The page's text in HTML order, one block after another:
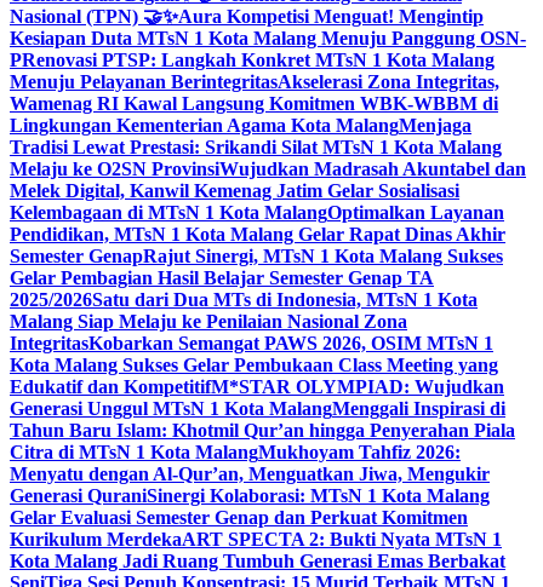
Nasional (TPN) 🤝✨Aura Kompetisi Menguat! Mengintip
Kesiapan Duta MTsN 1 Kota Malang Menuju Panggung OSN-
PRenovasi PTSP: Langkah Konkret MTsN 1 Kota Malang
Menuju Pelayanan BerintegritasAkselerasi Zona Integritas,
Wamenag RI Kawal Langsung Komitmen WBK-WBBM di
Lingkungan Kementerian Agama Kota MalangMenjaga
Tradisi Lewat Prestasi: Srikandi Silat MTsN 1 Kota Malang
Melaju ke O2SN ProvinsiWujudkan Madrasah Akuntabel dan
Melek Digital, Kanwil Kemenag Jatim Gelar Sosialisasi
Kelembagaan di MTsN 1 Kota MalangOptimalkan Layanan
Pendidikan, MTsN 1 Kota Malang Gelar Rapat Dinas Akhir
Semester GenapRajut Sinergi, MTsN 1 Kota Malang Sukses
Gelar Pembagian Hasil Belajar Semester Genap TA
2025/2026Satu dari Dua MTs di Indonesia, MTsN 1 Kota
Malang Siap Melaju ke Penilaian Nasional Zona
IntegritasKobarkan Semangat PAWS 2026, OSIM MTsN 1
Kota Malang Sukses Gelar Pembukaan Class Meeting yang
Edukatif dan KompetitifM*STAR OLYMPIAD: Wujudkan
Generasi Unggul MTsN 1 Kota MalangMenggali Inspirasi di
Tahun Baru Islam: Khotmil Qur’an hingga Penyerahan Piala
Citra di MTsN 1 Kota MalangMukhoyam Tahfiz 2026:
Menyatu dengan Al-Qur’an, Menguatkan Jiwa, Mengukir
Generasi QuraniSinergi Kolaborasi: MTsN 1 Kota Malang
Gelar Evaluasi Semester Genap dan Perkuat Komitmen
Kurikulum MerdekaART SPECTA 2: Bukti Nyata MTsN 1
Kota Malang Jadi Ruang Tumbuh Generasi Emas Berbakat
SeniTiga Sesi Penuh Konsentrasi: 15 Murid Terbaik MTsN 1